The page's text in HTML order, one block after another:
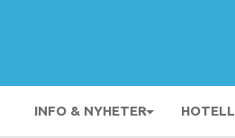
INFO & NYHETER HOTELL